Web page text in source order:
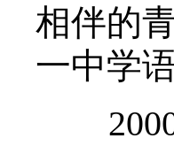
相伴的
一中学
2000